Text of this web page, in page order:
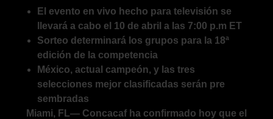
El evento en vivo hecho para televisión se
llevará a cabo el 10 de abril a las 7:00 p.m ET
Sorteo determinará los grupos para la 18ª
edición de la competencia
México, actual campeón, y las tres
selecciones mejor clasificadas serán pre
sembradas
Miami, FL— Concacaf ha confirmado hoy que el